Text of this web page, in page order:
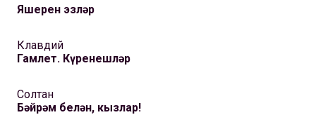
Яшерен эзләр
Клавдий
Гамлет. Күренешләр
Солтан
Бәйрәм белән, кызлар!